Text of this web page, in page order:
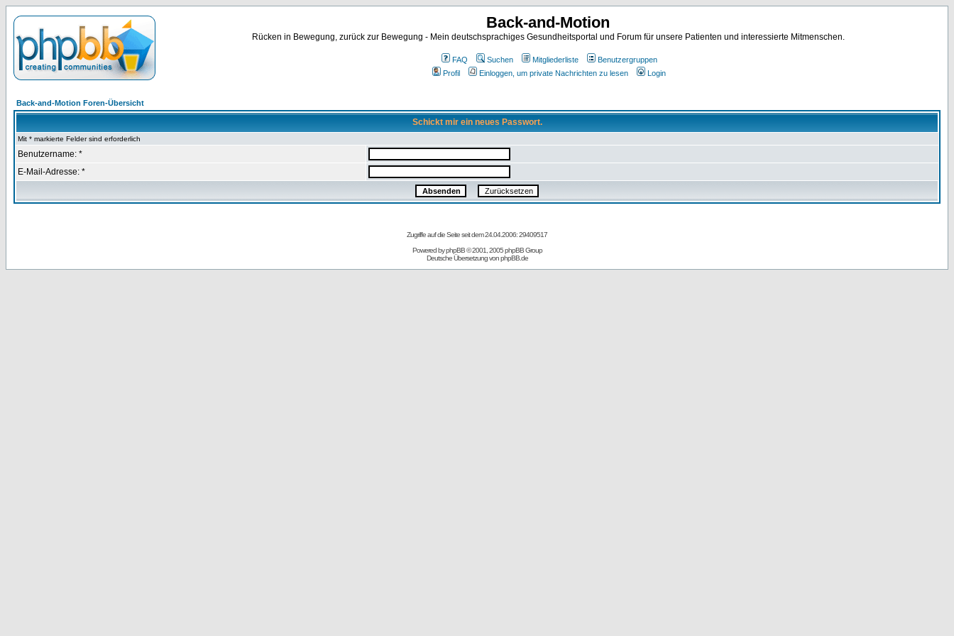
Back-and-Motion
Rücken in Bewegung, zurück zur Bewegung - Mein deutschsprachiges Gesundheitsportal und Forum für unsere Patienten und interessierte Mitmenschen.
FAQ Suchen Mitgliederliste
Benutzergruppen
Profil
Einloggen, um private Nachrichten zu lesen Login
Back-and-Motion Foren-Übersicht
Schickt mir ein neues Passwort.
Mit * markierte Felder sind erforderlich
Benutzername: *
E-Mail-Adresse: *
Zugriffe auf die Seite seit dem 24.04.2006: 29409517
Powered byphpBB© 2001, 2005 phpBB Group
Deutsche Übersetzung vonphpBB.de